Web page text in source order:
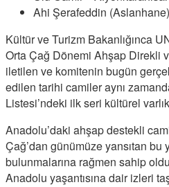
Ahi Şerafeddin
Kültür ve Turizm Bakanlığınca
Orta Çağ Dönemi Ahşap Direkli
iletilen ve komitenin bugün
edilen tarihi camiler aynı
Listesi’ndeki ilk seri kültürel
Anadolu’daki ahşap destekli
Çağ’dan günümüze yansıtan bu
bulunmalarına rağmen sahip
Anadolu yaşantısına dair izleri